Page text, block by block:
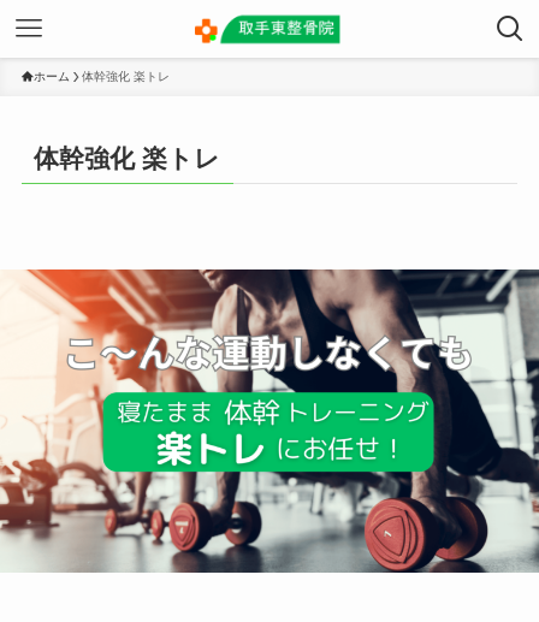
ホーム 体幹強化 楽トレ
体幹強化 楽トレ